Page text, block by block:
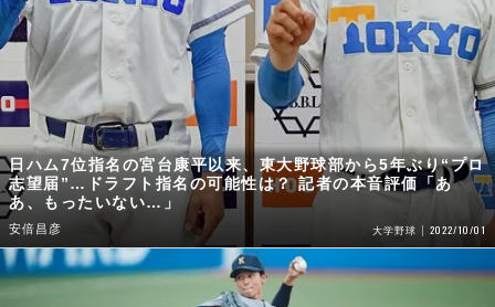
日ハム7位指名の宮台康平以来、東大野球部から5年ぶり“プロ
志望届”…ドラフト指名の可能性は？ 記者の本音評価「あ
あ、もったいない…」
安倍昌彦 大学野球 2022/10/01